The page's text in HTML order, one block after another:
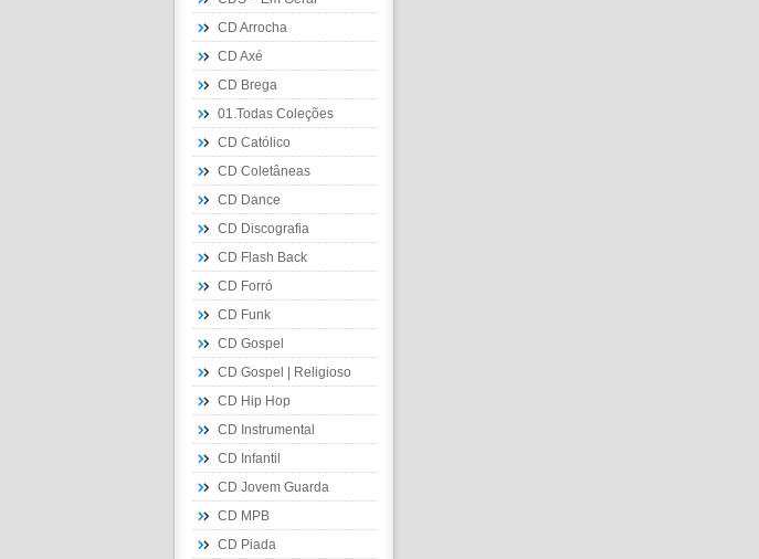
CD Arrocha
CD Axé
CD Brega
01.Todas Coleções
CD Católico
CD Coletâneas
CD Dance
CD Discografia
CD Flash Back
CD Forró
CD Funk
CD Gospel
CD Gospel | Religioso
CD Hip Hop
CD Instrumental
CD Infantil
CD Jovem Guarda
CD MPB
CD Piada